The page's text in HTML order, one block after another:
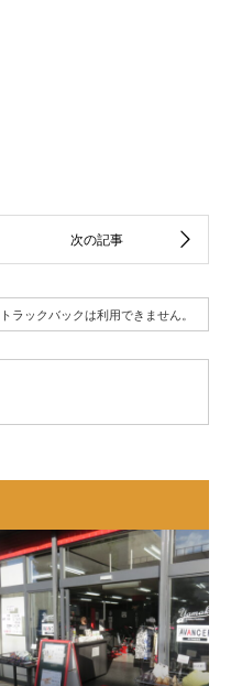
トラックバックは利用できません。